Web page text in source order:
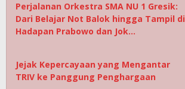
Perjalanan Orkestra SMA NU 1 Gresik:
Dari Belajar Not Balok hingga Tampil di
Hadapan Prabowo dan Jok…
Jejak Kepercayaan yang Mengantar
TRIV ke Panggung Penghargaan